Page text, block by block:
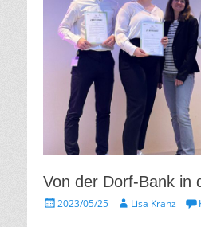
Von der Dorf-Bank in
Gepostet
2023/05/25 AutorLisa Kranz